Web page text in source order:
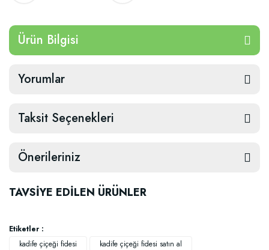
Ürün Bilgisi
Yorumlar
Taksit Seçenekleri
Önerileriniz
TAVSİYE EDİLEN ÜRÜNLER
Etiketler :
kadife çiçeği fidesi
kadife çiçeği fidesi satın al